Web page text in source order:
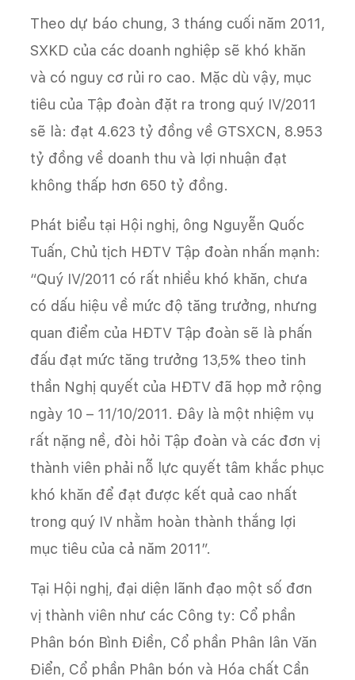
Theo dự báo chung, 3 tháng cuối năm 2011,
SXKD của các doanh nghiệp sẽ khó khăn
và có nguy cơ rủi ro cao. Mặc dù vậy, mục
tiêu của Tập đoàn đặt ra trong quý IV/2011
sẽ là: đạt 4.623 tỷ đồng về GTSXCN, 8.953
tỷ đồng về doanh thu và lợi nhuận đạt
không thấp hơn 650 tỷ đồng.
Phát biểu tại Hội nghị, ông Nguyễn Quốc
Tuấn, Chủ tịch HĐTV Tập đoàn nhấn mạnh:
“Quý IV/2011 có rất nhiều khó khăn, chưa
có dấu hiệu về mức độ tăng trưởng, nhưng
quan điểm của HĐTV Tập đoàn sẽ là phấn
đấu đạt mức tăng trưởng 13,5% theo tinh
thần Nghị quyết của HĐTV đã họp mở rộng
ngày 10 – 11/10/2011. Đây là một nhiệm vụ
rất nặng nề, đòi hỏi Tập đoàn và các đơn vị
thành viên phải nỗ lực quyết tâm khắc phục
khó khăn để đạt được kết quả cao nhất
trong quý IV nhằm hoàn thành thắng lợi
mục tiêu của cả năm 2011”.
Tại Hội nghị, đại diện lãnh đạo một số đơn
vị thành viên như các Công ty: Cổ phần
Phân bón Bình Điền, Cổ phần Phân lân Văn
Điển, Cổ phần Phân bón và Hóa chất Cần